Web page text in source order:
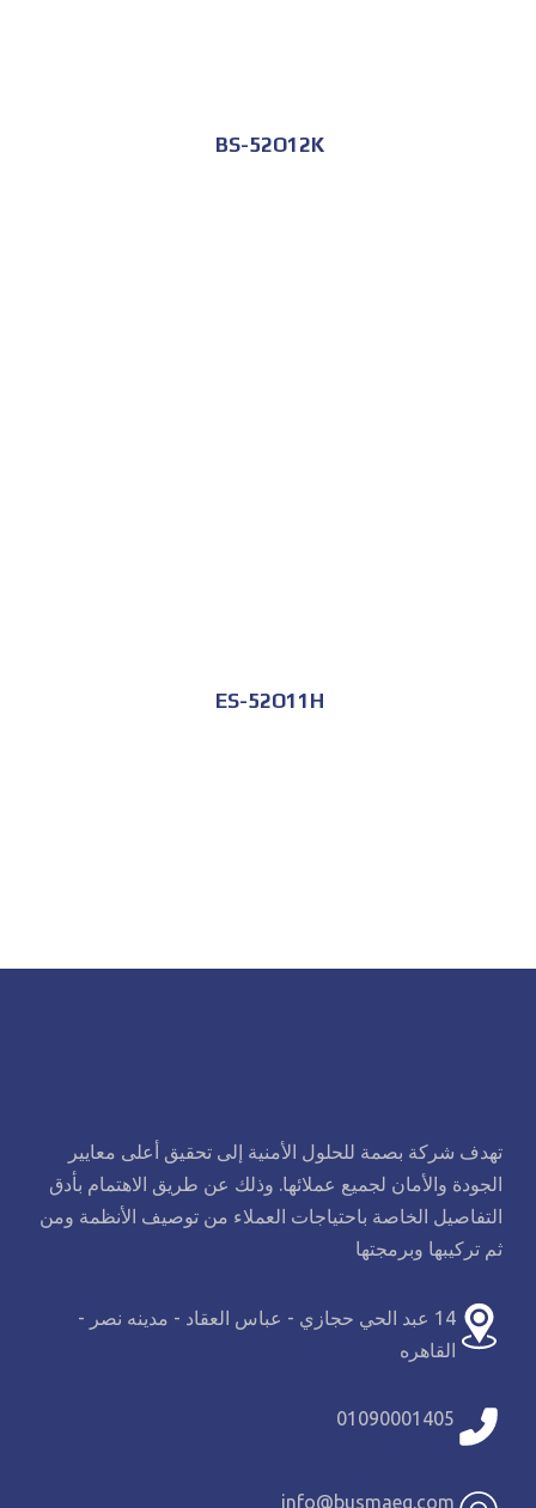
BS-52O12K
ES-52O11H
14 عبد الحي حجازي - عباس العقاد - مدينه نصر -
القاهره
01090001405
info@busmaeg.com
تهدف شركة بصمة للحلول الأمنية إلى تحقيق أعلى معايير
الجودة والأمان لجميع عملائها. وذلك عن طريق الاهتمام بأدق
التفاصيل الخاصة باحتياجات العملاء من توصيف الأنظمة ومن
ثم تركيبها وبرمجتها